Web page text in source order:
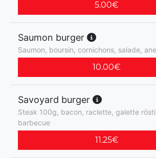
5.00€
Saumon burger
Saumon, boursin, cornichons, salade,
10.00€
Savoyard burger
Steak 100g, bacon, raclette, galette
barbecue
11.25€